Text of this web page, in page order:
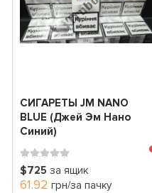
СИГАРЕТЫ JM NANO
BLUE (Джей Эм Нано
Синий)
$725 за ящик
61.92 грн/за пачку